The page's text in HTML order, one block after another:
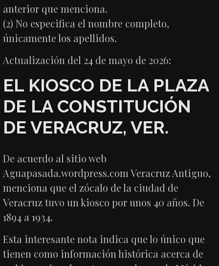
anterior que menciona.
(2) No especifica el nombre completo,
únicamente los apellidos.
Actualización del 24 de mayo de 2026:
EL KIOSCO DE LA PLAZA
DE LA CONSTITUCIÓN
DE VERACRUZ, VER.
De acuerdo al sitio web
Aguapasada.wordpress.com Veracruz Antiguo,
menciona que el zócalo de la ciudad de
Veracruz tuvo un kiosco por unos 40 años. De
1894 a 1934.
Esta interesante nota indica que lo único que
tienen como información histórica acerca de